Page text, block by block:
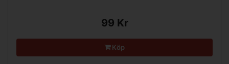
99 Kr
Köp